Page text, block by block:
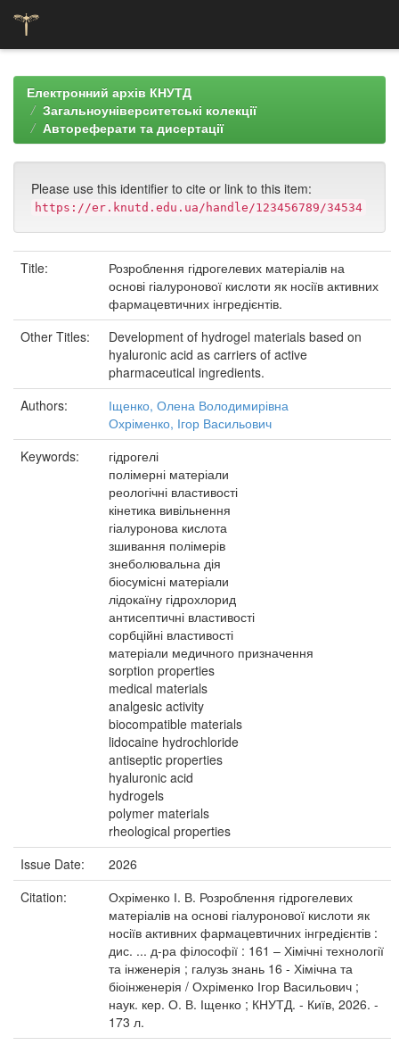
navigationЕлектронний архів КНУТД
Загальноуніверситетські колекції
Автореферати та дисертації
Please use this identifier to cite or link to this item:
https://er.knutd.edu.ua/handle/123456789/34534
Title:
Розроблення гідрогелевих матеріалів на
основі гіалуронової кислоти як носіїв активних
фармацевтичних інгредієнтів.
Other Titles:
Development of hydrogel materials based on
hyaluronic acid as carriers of active
pharmaceutical ingredients.
Authors:
Іщенко, Олена Володимирівна
Охріменко, Ігор Васильович
Keywords:
гідрогелі
полімерні матеріали
реологічні властивості
кінетика вивільнення
гіалуронова кислота
зшивання полімерів
знеболювальна дія
біосумісні матеріали
лідокаїну гідрохлорид
антисептичні властивості
сорбційні властивості
матеріали медичного призначення
sorption properties
medical materials
analgesic activity
biocompatible materials
lidocaine hydrochloride
antiseptic properties
hyaluronic acid
hydrogels
polymer materials
rheological properties
Issue Date:
2026
Citation:
Охріменко І. В. Розроблення гідрогелевих
матеріалів на основі гіалуронової кислоти як
носіїв активних фармацевтичних інгредієнтів :
дис. ... д-ра філософії : 161 – Хімічні технології
та інженерія ; галузь знань 16 - Хімічна та
біоінженерія / Охріменко Ігор Васильович ;
наук. кер. О. В. Іщенко ; КНУТД. - Київ, 2026. -
173 л.